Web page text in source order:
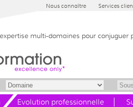
Nous connaître Services
multi-domaines pour
Evolution professionnelle